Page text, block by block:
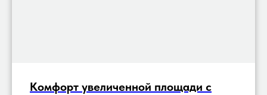
Комфорт увеличенной площади с